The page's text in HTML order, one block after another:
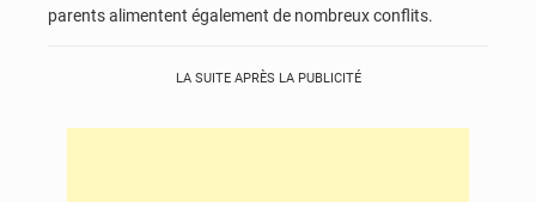
parents alimentent également de nombreux conflits.
LA SUITE APRÈS LA PUBLICITÉ